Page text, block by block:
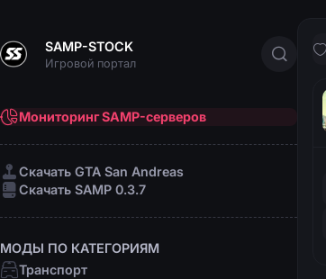
SAMP-STOCK
Игровой портал
Мониторинг SAMP-серверов
Cкачать GTA San Andreas
Cкачать SAMP 0.3.7
МОДЫ ПО КАТЕГОРИЯМ
Транспорт